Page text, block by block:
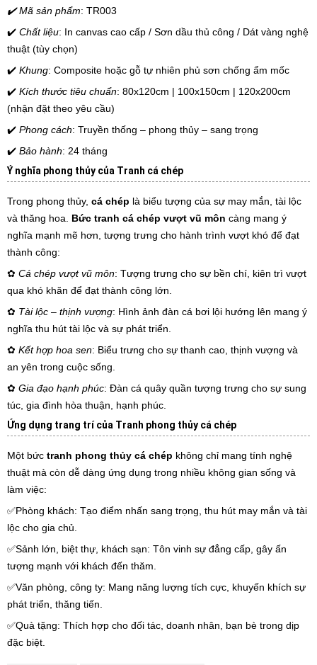
✔️ Mã sản phẩm: TR003
✔️ Chất liệu: In canvas cao cấp / Sơn dầu thủ công / Dát vàng nghệ
thuật (tùy chọn)
✔️ Khung: Composite hoặc gỗ tự nhiên phủ sơn chống ẩm mốc
✔️ Kích thước tiêu chuẩn: 80x120cm | 100x150cm | 120x200cm
(nhận đặt theo yêu cầu)
✔️ Phong cách: Truyền thống – phong thủy – sang trọng
✔️ Bảo hành: 24 tháng
Ý nghĩa phong thủy của Tranh cá chép
Trong phong thủy, cá chép là biểu tượng của sự may mắn, tài lộc
và thăng hoa. Bức tranh cá chép vượt vũ môn càng mang ý
nghĩa mạnh mẽ hơn, tượng trưng cho hành trình vượt khó để đạt
thành công:
✿ Cá chép vượt vũ môn: Tượng trưng cho sự bền chí, kiên trì vượt
qua khó khăn để đạt thành công lớn.
✿ Tài lộc – thịnh vượng: Hình ảnh đàn cá bơi lội hướng lên mang ý
nghĩa thu hút tài lộc và sự phát triển.
✿ Kết hợp hoa sen: Biểu trưng cho sự thanh cao, thịnh vượng và
an yên trong cuộc sống.
✿ Gia đạo hạnh phúc: Đàn cá quây quần tượng trưng cho sự sung
túc, gia đình hòa thuận, hạnh phúc.
Ứng dụng trang trí của Tranh phong thủy cá chép
Một bức tranh phong thủy cá chép không chỉ mang tính nghệ
thuật mà còn dễ dàng ứng dụng trong nhiều không gian sống và
làm việc:
✅Phòng khách: Tạo điểm nhấn sang trọng, thu hút may mắn và tài
lộc cho gia chủ.
✅Sảnh lớn, biệt thự, khách sạn: Tôn vinh sự đẳng cấp, gây ấn
tượng mạnh với khách đến thăm.
✅Văn phòng, công ty: Mang năng lượng tích cực, khuyến khích sự
phát triển, thăng tiến.
✅Quà tặng: Thích hợp cho đối tác, doanh nhân, bạn bè trong dịp
đặc biệt.